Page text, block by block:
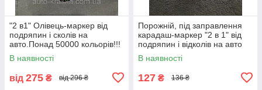
"2 в1" Олівець-маркер від
подряпин і сколів на
авто.Понад 50000 кольорів!!!
В наявності
від 275 ₴ від 296 ₴
Порожній, під заправлення
карадаш-маркер "2 в 1" від
подряпин і відколів на авто
20 мл.
В наявності
127 ₴ 136 ₴